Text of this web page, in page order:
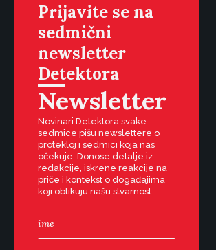
Prijavite se na
sedmični
newsletter
Detektora
Newsletter
Novinari Detektora svake
sedmice pišu newslettere o
protekloj i sedmici koja nas
očekuje. Donose detalje iz
redakcije, iskrene reakcije na
priče i kontekst o događajima
koji oblikuju našu stvarnost.